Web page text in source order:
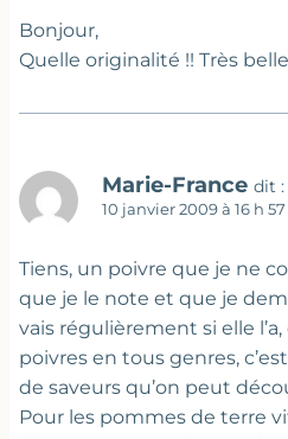
Bonjour,
Quelle originalité !! Très
Marie-France dit :
10 janvier 2009 à 16 h
Tiens, un poivre que je ne
que je le note et que je
vais régulièrement si elle
poivres en tous genres,
de saveurs qu’on peut
Pour les pommes de terre